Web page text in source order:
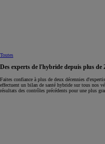
Toutes
Des experts de l'hybride depuis plus de
Faites confiance à plus de deux décennies
effectuent un bilan de santé hybride sur tous nos
résultats des contrôles précédents pour une plus